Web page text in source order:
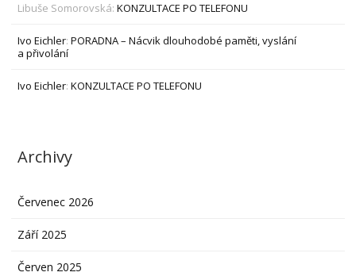
Libuše Somorovská:KONZULTACE PO TELEFONU
Ivo Eichler:PORADNA – Nácvik dlouhodobé paměti, vyslání
a přivolání
Ivo Eichler:KONZULTACE PO TELEFONU
Archivy
Červenec 2026
Září 2025
Červen 2025